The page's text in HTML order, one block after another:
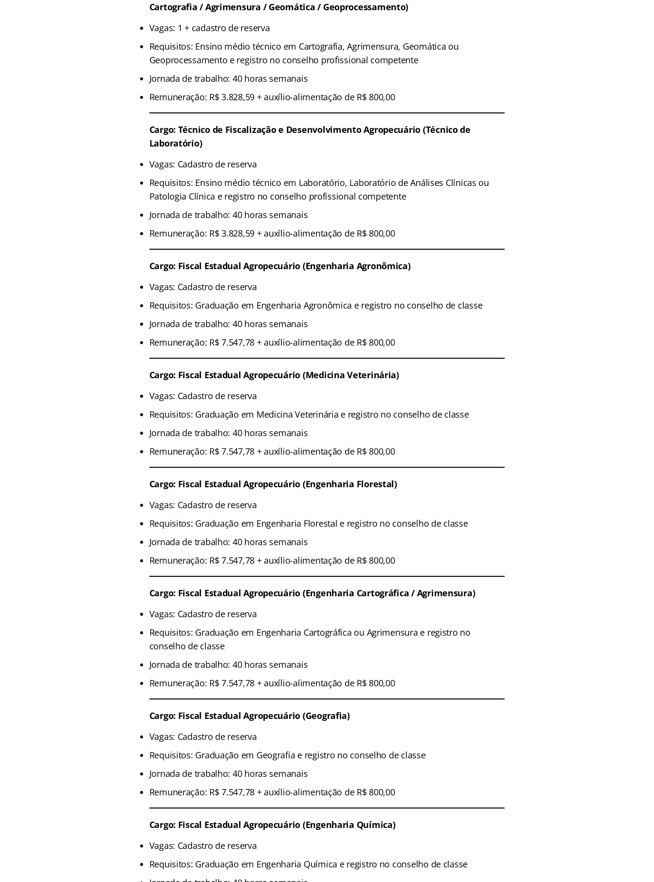
Cartografia / Agrimensura / Geomática / Geoprocessamento)
Vagas: 1 + cadastro de reserva
Requisitos: Ensino médio técnico em Cartografia, Agrimensura, Geomática ou
Geoprocessamento e registro no conselho profissional competente
Jornada de trabalho: 40 horas semanais
Remuneração: R$ 3.828,59 + auxílio-alimentação de R$ 800,00
Cargo: Técnico de Fiscalização e Desenvolvimento Agropecuário (Técnico de
Laboratório)
Vagas: Cadastro de reserva
Requisitos: Ensino médio técnico em Laboratório, Laboratório de Análises Clínicas ou
Patologia Clínica e registro no conselho profissional competente
Jornada de trabalho: 40 horas semanais
Remuneração: R$ 3.828,59 + auxílio-alimentação de R$ 800,00
Cargo: Fiscal Estadual Agropecuário (Engenharia Agronômica)
Vagas: Cadastro de reserva
Requisitos: Graduação em Engenharia Agronômica e registro no conselho de classe
Jornada de trabalho: 40 horas semanais
Remuneração: R$ 7.547,78 + auxílio-alimentação de R$ 800,00
Cargo: Fiscal Estadual Agropecuário (Medicina Veterinária)
Vagas: Cadastro de reserva
Requisitos: Graduação em Medicina Veterinária e registro no conselho de classe
Jornada de trabalho: 40 horas semanais
Remuneração: R$ 7.547,78 + auxílio-alimentação de R$ 800,00
Cargo: Fiscal Estadual Agropecuário (Engenharia Florestal)
Vagas: Cadastro de reserva
Requisitos: Graduação em Engenharia Florestal e registro no conselho de classe
Jornada de trabalho: 40 horas semanais
Remuneração: R$ 7.547,78 + auxílio-alimentação de R$ 800,00
Cargo: Fiscal Estadual Agropecuário (Engenharia Cartográfica / Agrimensura)
Vagas: Cadastro de reserva
Requisitos: Graduação em Engenharia Cartográfica ou Agrimensura e registro no
conselho de classe
Jornada de trabalho: 40 horas semanais
Remuneração: R$ 7.547,78 + auxílio-alimentação de R$ 800,00
Cargo: Fiscal Estadual Agropecuário (Geografia)
Vagas: Cadastro de reserva
Requisitos: Graduação em Geografia e registro no conselho de classe
Jornada de trabalho: 40 horas semanais
Remuneração: R$ 7.547,78 + auxílio-alimentação de R$ 800,00
Cargo: Fiscal Estadual Agropecuário (Engenharia Química)
Vagas: Cadastro de reserva
Requisitos: Graduação em Engenharia Química e registro no conselho de classe